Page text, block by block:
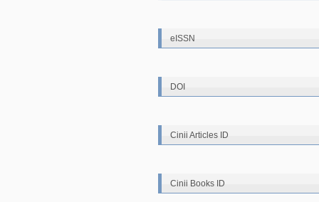
eISSN
DOI
Cinii Articles ID
Cinii Books ID